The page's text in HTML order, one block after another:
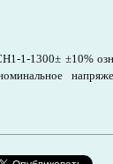
1-1300± ±10%